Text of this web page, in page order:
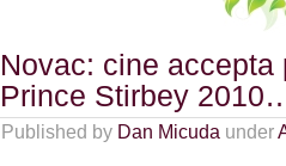
Novac: cine
Prince Stirbey
Published by Dan Micuda under